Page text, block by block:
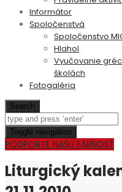
Informátor
Spoločenstvá
Spoločenstvo
Hlahol
Vyučovanie
školách
Fotogaléria
Search
Toggle navigation
PODPORTE NAŠU FARNOSŤ
Liturgický